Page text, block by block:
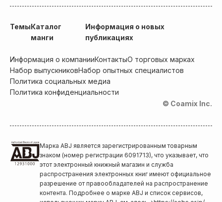
ТемыКаталог
манги
Информация о новых
публикациях
Информация о компанииКонтактыО торговых марках
Набор выпускниковНабор опытных специалистов
Политика социальных медиа
Политика конфиденциальности
© Coamix Inc.
Марка ABJ является зарегистрированным товарным
знаком (номер регистрации 6091713), что указывает, что
этот электронный книжный магазин и служба
распространения электронных книг имеют официальное
разрешение от правообладателей на распространение
контента. Подробнее о марке ABJ и список сервисов,